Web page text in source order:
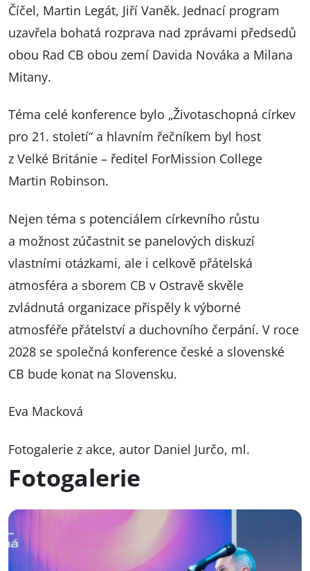
Číčel, Martin Legát, Jiří Vaněk. Jednací program
uzavřela bohatá rozprava nad zprávami předsedů
obou Rad CB obou zemí Davida Nováka a Milana
Mitany.
Téma celé konference bylo „Životaschopná církev
pro 21. století“ a hlavním řečníkem byl host
z Velké Británie – ředitel ForMission College
Martin Robinson.
Nejen téma s potenciálem církevního růstu
a možnost zúčastnit se panelových diskuzí
vlastními otázkami, ale i celkově přátelská
atmosféra a sborem CB v Ostravě skvěle
zvládnutá organizace přispěly k výborné
atmosféře přátelství a duchovního čerpání. V roce
2028 se společná konference české a slovenské
CB bude konat na Slovensku.
Eva Macková
Fotogalerie z akce, autor Daniel Jurčo, ml.
Fotogalerie